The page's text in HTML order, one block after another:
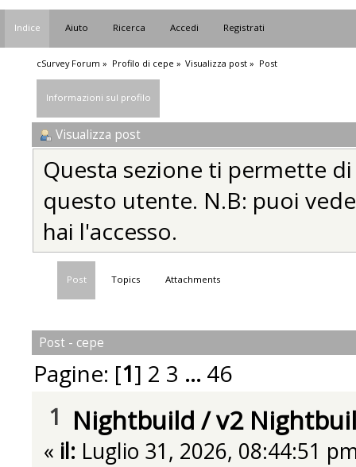
Indice Aiuto Ricerca Accedi Registrati
cSurvey Forum » Profilo di cepe » Visualizza post » Post
Informazioni sul profilo
Visualizza post
Questa sezione ti permette
questo utente. N.B: puoi
hai l'accesso.
Post Topics Attachments
Post - cepe
Pagine: [1] 2 3 ... 46
1 Nightbuild /v2
« il: Luglio 31, 2026, 08:44:51